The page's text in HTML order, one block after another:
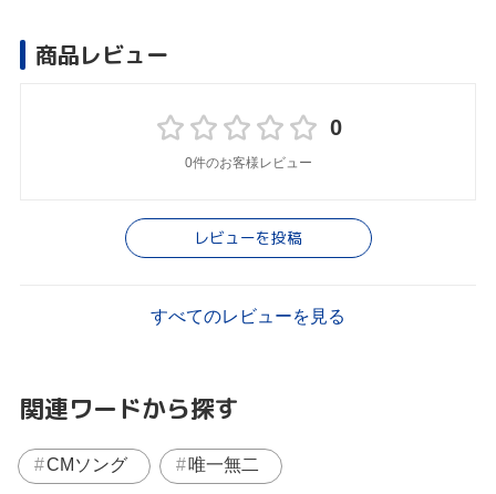
商品レビュー
0
0件のお客様レビュー
レビューを投稿
すべてのレビューを見る
関連ワードから探す
CMソング 唯一無二